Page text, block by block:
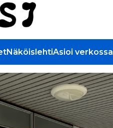
NäköislehtiAsioi verkossa